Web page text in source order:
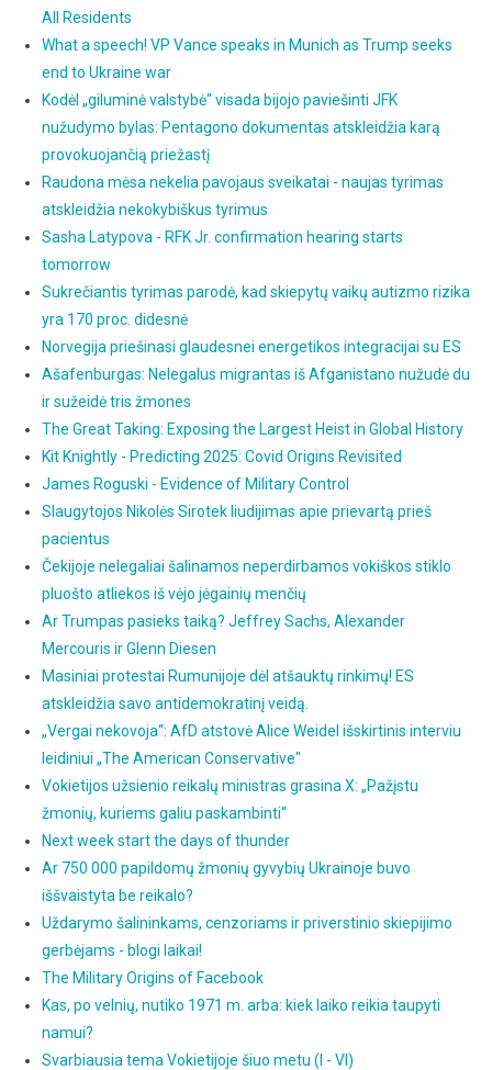
All Residents
What a speech! VP Vance speaks in Munich as Trump seeks
end to Ukraine war
Kodėl „giluminė valstybė“ visada bijojo paviešinti JFK
nužudymo bylas: Pentagono dokumentas atskleidžia karą
provokuojančią priežastį
Raudona mėsa nekelia pavojaus sveikatai - naujas tyrimas
atskleidžia nekokybiškus tyrimus
Sasha Latypova - RFK Jr. confirmation hearing starts
tomorrow
Sukrečiantis tyrimas parodė, kad skiepytų vaikų autizmo rizika
yra 170 proc. didesnė
Norvegija priešinasi glaudesnei energetikos integracijai su ES
Ašafenburgas: Nelegalus migrantas iš Afganistano nužudė du
ir sužeidė tris žmones
The Great Taking: Exposing the Largest Heist in Global History
Kit Knightly - Predicting 2025: Covid Origins Revisited
James Roguski - Evidence of Military Control
Slaugytojos Nikolės Sirotek liudijimas apie prievartą prieš
pacientus
Čekijoje nelegaliai šalinamos neperdirbamos vokiškos stiklo
pluošto atliekos iš vėjo jėgainių menčių
Ar Trumpas pasieks taiką? Jeffrey Sachs, Alexander
Mercouris ir Glenn Diesen
Masiniai protestai Rumunijoje dėl atšauktų rinkimų! ES
atskleidžia savo antidemokratinį veidą.
„Vergai nekovoja“: AfD atstovė Alice Weidel išskirtinis interviu
leidiniui „The American Conservative"
Vokietijos užsienio reikalų ministras grasina X: „Pažįstu
žmonių, kuriems galiu paskambinti“
Next week start the days of thunder
Ar 750 000 papildomų žmonių gyvybių Ukrainoje buvo
iššvaistyta be reikalo?
Uždarymo šalininkams, cenzoriams ir priverstinio skiepijimo
gerbėjams - blogi laikai!
The Military Origins of Facebook
Kas, po velnių, nutiko 1971 m. arba: kiek laiko reikia taupyti
namui?
Svarbiausia tema Vokietijoje šiuo metu (I - VI)